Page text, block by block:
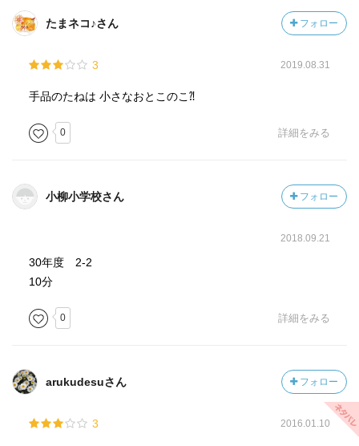
たまネコ♪さん フォロー
3 2019.08.31
手品のたねは 小さなおとこのこ⁈
0 詳細をみる
小柳小学校さん フォロー
2018.09.21
30年度 2-2
10分
0 詳細をみる
arukudesuさん フォロー
3 2016.01.10